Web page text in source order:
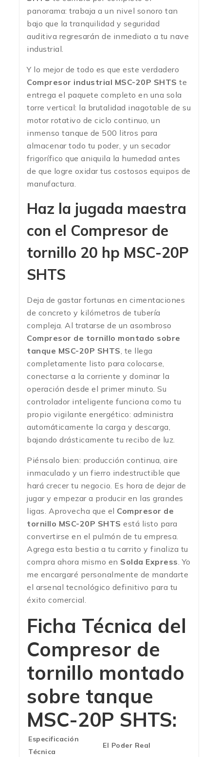
panorama: trabaja a un nivel sonoro tan
bajo que la tranquilidad y seguridad
auditiva regresarán de inmediato a tu nave
industrial.
Y lo mejor de todo es que este verdadero
Compresor industrial MSC-20P SHTS te
entrega el paquete completo en una sola
torre vertical: la brutalidad inagotable de su
motor rotativo de ciclo continuo, un
inmenso tanque de 500 litros para
almacenar todo tu poder, y un secador
frigorífico que aniquila la humedad antes
de que logre oxidar tus costosos equipos de
manufactura.
Haz la jugada maestra
con el Compresor de
tornillo 20 hp MSC-20P
SHTS
Deja de gastar fortunas en cimentaciones
de concreto y kilómetros de tubería
compleja. Al tratarse de un asombroso
Compresor de tornillo montado sobre
tanque MSC-20P SHTS, te llega
completamente listo para colocarse,
conectarse a la corriente y dominar la
operación desde el primer minuto. Su
controlador inteligente funciona como tu
propio vigilante energético: administra
automáticamente la carga y descarga,
bajando drásticamente tu recibo de luz.
Piénsalo bien: producción continua, aire
inmaculado y un fierro indestructible que
hará crecer tu negocio. Es hora de dejar de
jugar y empezar a producir en las grandes
ligas. Aprovecha que el Compresor de
tornillo MSC-20P SHTS está listo para
convertirse en el pulmón de tu empresa.
Agrega esta bestia a tu carrito y finaliza tu
compra ahora mismo en Solda Express. Yo
me encargaré personalmente de mandarte
el arsenal tecnológico definitivo para tu
éxito comercial.
Ficha Técnica del
Compresor de
tornillo montado
sobre tanque
MSC-20P SHTS:
Especificación
Técnica
El Poder Real